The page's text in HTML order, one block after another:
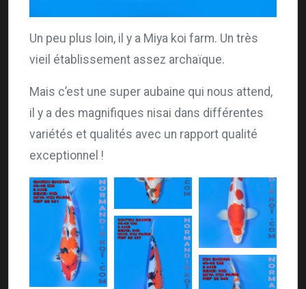
Un peu plus loin, il y a Miya koi farm. Un très
vieil établissement assez archaïque.
Mais c’est une super aubaine qui nous attend,
il y a des magnifiques nisai dans différentes
variétés et qualités avec un rapport qualité
exceptionnel !